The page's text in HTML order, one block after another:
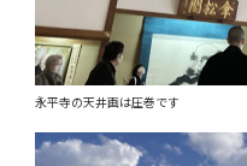
永平寺の天井画は圧巻です